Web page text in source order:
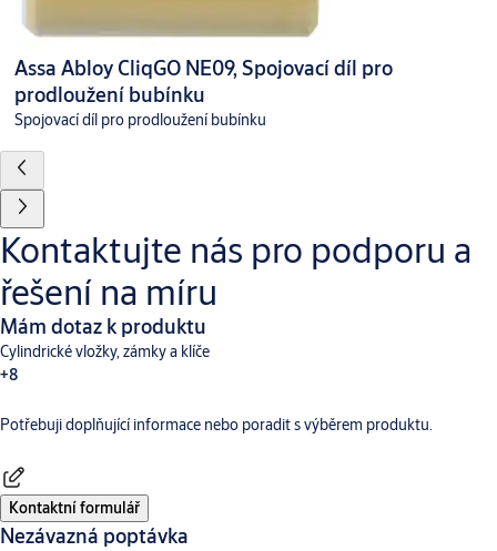
Assa Abloy CliqGO NE09, Spojovací díl pro
prodloužení bubínku
Spojovací díl pro prodloužení bubínku
Kontaktujte nás pro podporu a
řešení na míru
Mám dotaz k produktu
Cylindrické vložky, zámky a klíče
+8
Dveřní vybaveníAperio Digitální a přístupové systémy
Potřebuji doplňující informace nebo poradit s výběrem produktu.
Kontaktní formulář
Nezávazná poptávka